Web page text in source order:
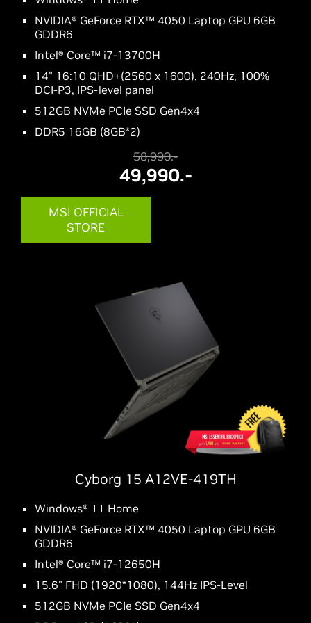
NVIDIA® GeForce RTX™ 4050 Laptop GPU 6GB
GDDR6
Intel® Core™ i7-13700H
14" 16:10 QHD+(2560 x 1600), 240Hz, 100%
DCI-P3, IPS-level panel
512GB NVMe PCIe SSD Gen4x4
DDR5 16GB (8GB*2)
58,990.-
49,990.-
MSI OFFICIAL
STORE
Cyborg 15 A12VE-419TH
Windows® 11 Home
NVIDIA® GeForce RTX™ 4050 Laptop GPU 6GB
GDDR6
Intel® Core™ i7-12650H
15.6" FHD (1920*1080), 144Hz IPS-Level
512GB NVMe PCIe SSD Gen4x4